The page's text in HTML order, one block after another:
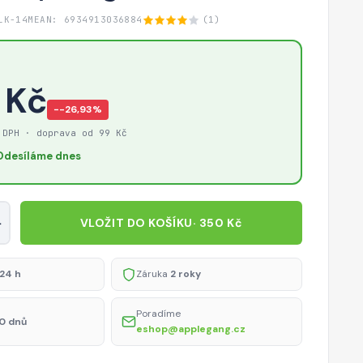
14M EAN: 6934913036884 (1)
−-26,93%
· doprava od 99 Kč
dnes
VLOŽIT DO KOŠÍKU· 350 Kč
h Záruka 2 roky
dnů
Poradíme
eshop@applegang.cz